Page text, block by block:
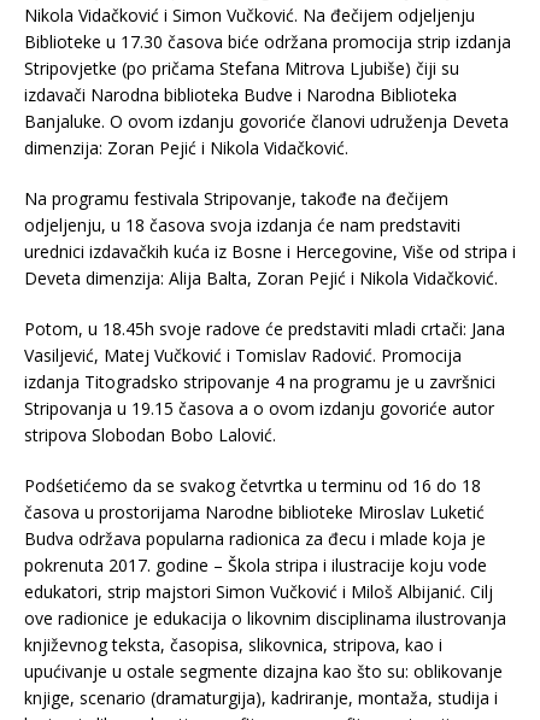
Nikola Vidačković i Simon Vučković. Na đečijem odjeljenju
Biblioteke u 17.30 časova biće održana promocija strip izdanja
Stripovjetke (po pričama Stefana Mitrova Ljubiše) čiji su
izdavači Narodna biblioteka Budve i Narodna Biblioteka
Banjaluke. O ovom izdanju govoriće članovi udruženja Deveta
dimenzija: Zoran Pejić i Nikola Vidačković.
Na programu festivala Stripovanje, takođe na đečijem
odjeljenju, u 18 časova svoja izdanja će nam predstaviti
urednici izdavačkih kuća iz Bosne i Hercegovine, Više od stripa i
Deveta dimenzija: Alija Balta, Zoran Pejić i Nikola Vidačković.
Potom, u 18.45h svoje radove će predstaviti mladi crtači: Jana
Vasiljević, Matej Vučković i Tomislav Radović. Promocija
izdanja Titogradsko stripovanje 4 na programu je u završnici
Stripovanja u 19.15 časova a o ovom izdanju govoriće autor
stripova Slobodan Bobo Lalović.
Podśetićemo da se svakog četvrtka u terminu od 16 do 18
časova u prostorijama Narodne biblioteke Miroslav Luketić
Budva održava popularna radionica za đecu i mlade koja je
pokrenuta 2017. godine – Škola stripa i ilustracije koju vode
edukatori, strip majstori Simon Vučković i Miloš Albijanić. Cilj
ove radionice je edukacija o likovnim disciplinama ilustrovanja
književnog teksta, časopisa, slikovnica, stripova, kao i
upućivanje u ostale segmente dizajna kao što su: oblikovanje
knjige, scenario (dramaturgija), kadriranje, montaža, studija i